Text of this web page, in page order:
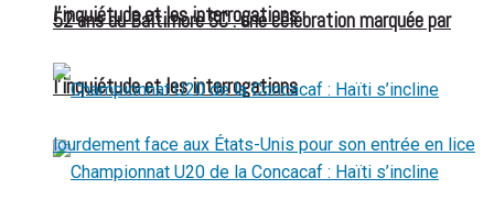
52 ans du Baltimore SC : une célébration marquée par
l’inquiétude et les interrogations
l’inquiétude et les interrogations